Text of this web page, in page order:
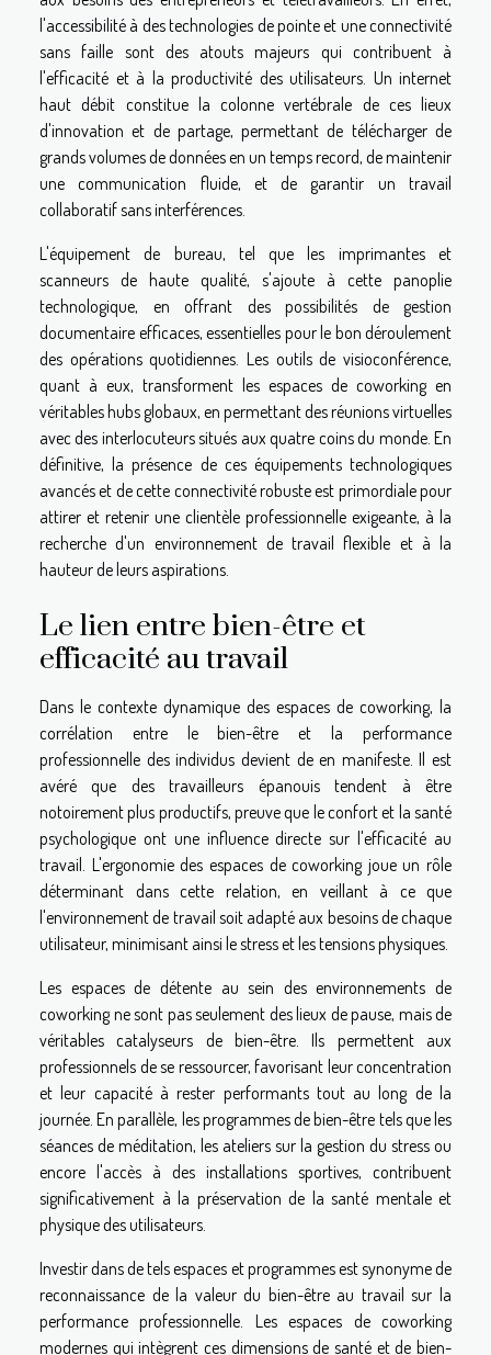
l'accessibilité à des technologies de pointe et une connectivité
sans faille sont des atouts majeurs qui contribuent à
l'efficacité et à la productivité des utilisateurs. Un internet
haut débit constitue la colonne vertébrale de ces lieux
d'innovation et de partage, permettant de télécharger de
grands volumes de données en un temps record, de maintenir
une communication fluide, et de garantir un travail
collaboratif sans interférences.
L'équipement de bureau, tel que les imprimantes et
scanneurs de haute qualité, s'ajoute à cette panoplie
technologique, en offrant des possibilités de gestion
documentaire efficaces, essentielles pour le bon déroulement
des opérations quotidiennes. Les outils de visioconférence,
quant à eux, transforment les espaces de coworking en
véritables hubs globaux, en permettant des réunions virtuelles
avec des interlocuteurs situés aux quatre coins du monde. En
définitive, la présence de ces équipements technologiques
avancés et de cette connectivité robuste est primordiale pour
attirer et retenir une clientèle professionnelle exigeante, à la
recherche d'un environnement de travail flexible et à la
hauteur de leurs aspirations.
Le lien entre bien-être et
efficacité au travail
Dans le contexte dynamique des espaces de coworking, la
corrélation entre le bien-être et la performance
professionnelle des individus devient de en manifeste. Il est
avéré que des travailleurs épanouis tendent à être
notoirement plus productifs, preuve que le confort et la santé
psychologique ont une influence directe sur l'efficacité au
travail. L'ergonomie des espaces de coworking joue un rôle
déterminant dans cette relation, en veillant à ce que
l'environnement de travail soit adapté aux besoins de chaque
utilisateur, minimisant ainsi le stress et les tensions physiques.
Les espaces de détente au sein des environnements de
coworking ne sont pas seulement des lieux de pause, mais de
véritables catalyseurs de bien-être. Ils permettent aux
professionnels de se ressourcer, favorisant leur concentration
et leur capacité à rester performants tout au long de la
journée. En parallèle, les programmes de bien-être tels que les
séances de méditation, les ateliers sur la gestion du stress ou
encore l'accès à des installations sportives, contribuent
significativement à la préservation de la santé mentale et
physique des utilisateurs.
Investir dans de tels espaces et programmes est synonyme de
reconnaissance de la valeur du bien-être au travail sur la
performance professionnelle. Les espaces de coworking
modernes qui intègrent ces dimensions de santé et de bien-